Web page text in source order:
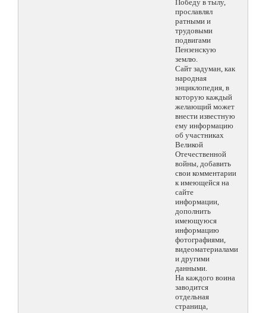
Победу в тылу,
прославлял
ратными и
трудовыми
подвигами
Пензенскую
землю.
Сайт задуман, как
народная
энциклопедия, в
которую каждый
желающий может
внести известную
ему информацию
об участниках
Великой
Отечественной
войны, добавить
свои комментарии
к имеющейся на
сайте
информации,
дополнить
имеющуюся
информацию
фотографиями,
видеоматериалами
и другими
данными.
На каждого воина
заводится
отдельная
страница,